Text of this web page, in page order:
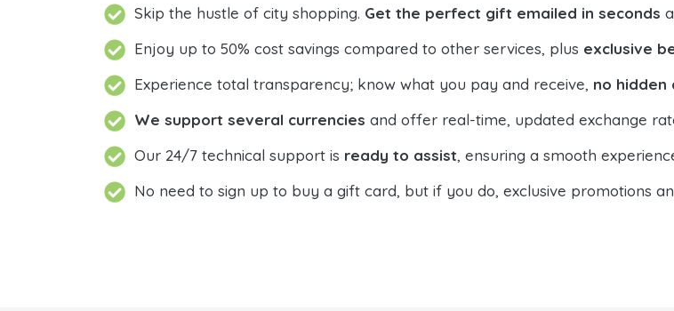
Skip the hustle of city shopping. Get the perfect gift emailed in seconds
Enjoy up to 50% cost savings compared to other services, plus exclusive
Experience total transparency; know what you pay and receive, no hidden
We support several currencies and offer real-time, updated exchange
Our 24/7 technical support is ready to assist, ensuring a smooth
No need to sign up to buy a gift card, but if you do, exclusive promotions